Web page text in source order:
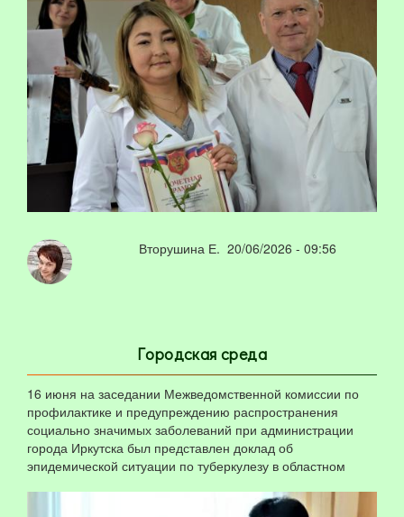
Вторушина Е. 20/06/2026 - 09:56
Городская среда
16 июня на заседании Межведомственной комиссии по
профилактике и предупреждению распространения
социально значимых заболеваний при администрации
города Иркутска был представлен доклад об
эпидемической ситуации по туберкулезу в областном